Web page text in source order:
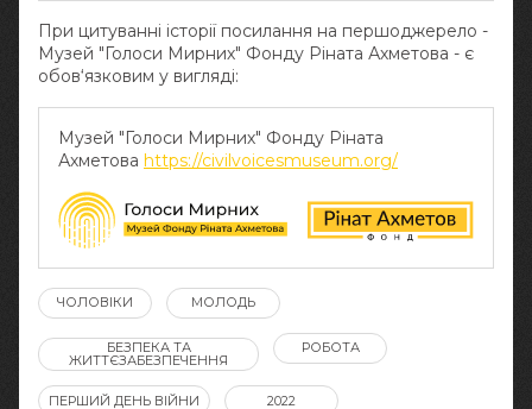
При цитуванні історії посилання на першоджерело -
Музей "Голоси Мирних" Фонду Ріната Ахметова - є
обов‘язковим у вигляді:
Музей "Голоси Мирних" Фонду Ріната
Ахметова https://civilvoicesmuseum.org/
ЧОЛОВІКИ МОЛОДЬ
БЕЗПЕКА ТА
ЖИТТЄЗАБЕЗПЕЧЕННЯ
РОБОТА
ПЕРШИЙ ДЕНЬ ВІЙНИ 2022